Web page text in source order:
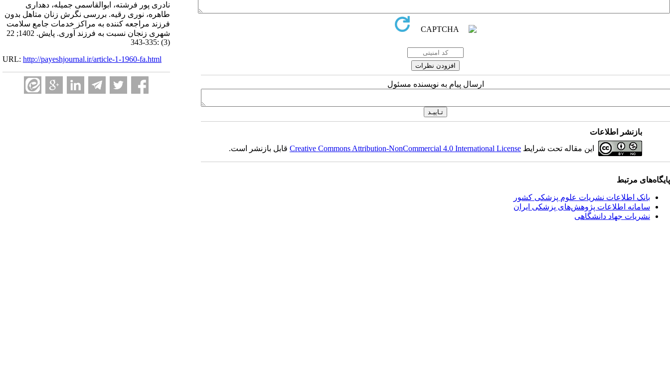
نادری پور فرشته، ابوالقاسمی جمیله، دهداری
طاهره، نوری رقیه. بررسی نگرش زنان متاهل بدون
فرزند مراجعه کننده به مراکز خدمات جامع سلامت
شهری زنجان نسبت به فرزند آوری. پایش. 1402; 22
(3) :335-343
URL: http://payeshjournal.ir/article-1-1960-fa.html
ارسال پیام به نویسنده مسئول
بازنشر اطلاعات
این مقاله تحت شرایط Creative Commons Attribution-NonCommercial 4.0 International Licenseقابل بازنشر است.
پایگاه‌های مرتبط
بانک اطلاعات نشریات علوم پزشکی کشور
سامانه اطلاعات پژوهش‌های پزشکی ایران
نشریات جهاد دانشگاهی